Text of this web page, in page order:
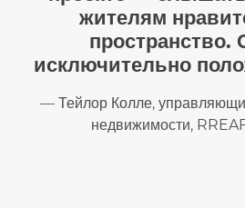
жителям
исключительно
— Тейлор Колле,
недвижимости,